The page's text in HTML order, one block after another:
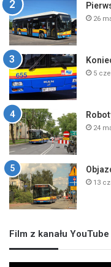
26
5
24
13
Film z kanału YouTube